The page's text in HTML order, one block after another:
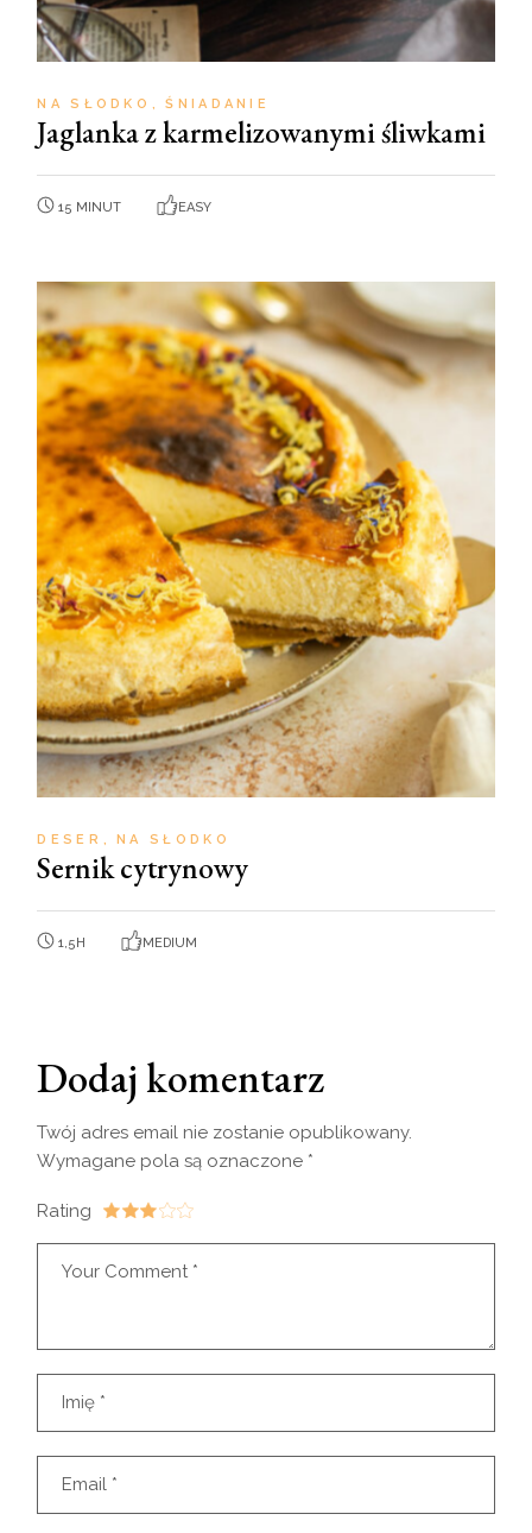
NA SŁODKO ŚNIADANIE
Jaglanka z karmelizowanymi śliwkami
15 MINUT EASY
DESER NA SŁODKO
Sernik cytrynowy
1,5H MEDIUM
Dodaj komentarz
Twój adres email nie zostanie opublikowany.
Wymagane pola są oznaczone *
Rating